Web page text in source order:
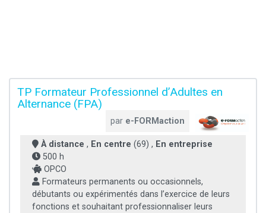
TP Formateur Professionnel d’Adultes en
Alternance (FPA)
par e-FORMaction
À distance , En centre (69) , En entreprise
500 h
OPCO
Formateurs permanents ou occasionnels,
débutants ou expérimentés dans l’exercice de leurs
fonctions et souhaitant professionnaliser leurs